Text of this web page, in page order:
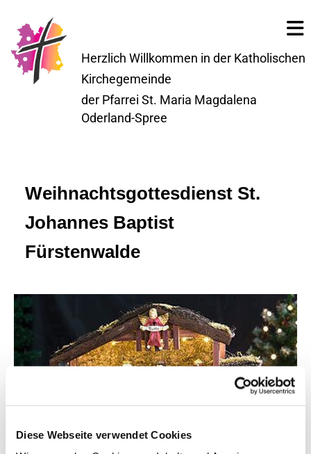
Diese Webseite verwendet Cookies
Herzlich Willkommen in der Katholischen
Kirchegemeinde
der Pfarrei St. Maria Magdalena
Oderland-Spree
Weihnachtsgottesdienst St.
Johannes Baptist
Fürstenwalde